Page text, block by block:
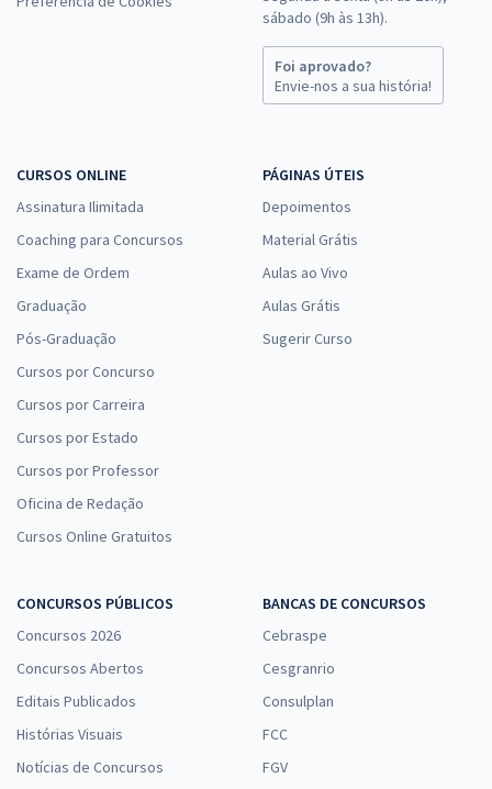
sábado (9h às 13h).
Foi aprovado?
Envie-nos a sua história!
CURSOS ONLINE
Assinatura Ilimitada
Coaching para Concursos
Exame de Ordem
Graduação
Pós-Graduação
Cursos por Concurso
Cursos por Carreira
Cursos por Estado
Cursos por Professor
Oficina de Redação
Cursos Online Gratuitos
PÁGINAS ÚTEIS
Depoimentos
Material Grátis
Aulas ao Vivo
Aulas Grátis
Sugerir Curso
CONCURSOS PÚBLICOS
Concursos 2026
Concursos Abertos
Editais Publicados
Histórias Visuais
Notícias de Concursos
BANCAS DE CONCURSOS
Cebraspe
Cesgranrio
Consulplan
FCC
FGV